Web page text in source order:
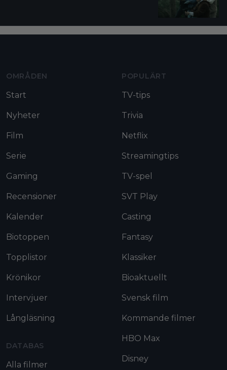
OMRÅDEN
Start
Nyheter
Film
Serie
Gaming
Recensioner
Kalender
Biotoppen
Topplistor
Krönikor
Intervjuer
Långläsning
DATABAS
Alla filmer
POPULÄRT
TV-tips
Trivia
Netflix
Streamingtips
TV-spel
SVT Play
Casting
Fantasy
Klassiker
Bioaktuellt
Svensk film
Kommande filmer
HBO Max
Disney